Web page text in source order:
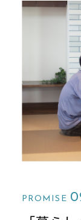
PROMISE